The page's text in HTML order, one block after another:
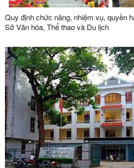
Quy định chức năng, nhiệm vụ, quyền
Sở Văn hóa, Thể thao và Du lịch